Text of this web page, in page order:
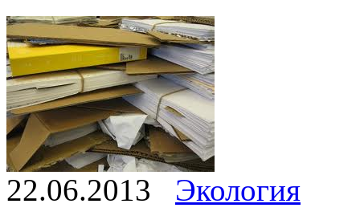
22.06.2013
Экология